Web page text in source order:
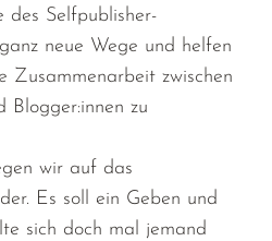
des Selfpublisher-
neue Wege und helfen
Zusammenarbeit zwischen
Blogger:innen zu
wir auf das
Es soll ein Geben und
sich doch mal jemand